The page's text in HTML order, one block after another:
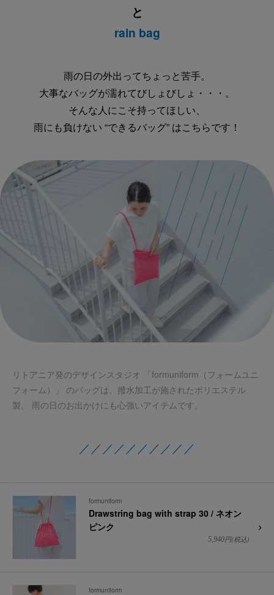
と
rain bag
雨の日の外出ってちょっと苦手。
大事なバッグが濡れてびしょびしょ・・・。
そんな人にこそ持ってほしい、
雨にも負けない “できるバッグ” はこちらです！
リトアニア発のデザインスタジオ 「formuniform（フォームユニ
フォーム）」 のバッグは、撥水加工が施されたポリエステル
製。 雨の日のお出かけにも心強いアイテムです。
／／／／／／／／／／
formuniform
Drawstring bag with strap 30 / ネオン
ピンク
5,940円(税込)
formuniform